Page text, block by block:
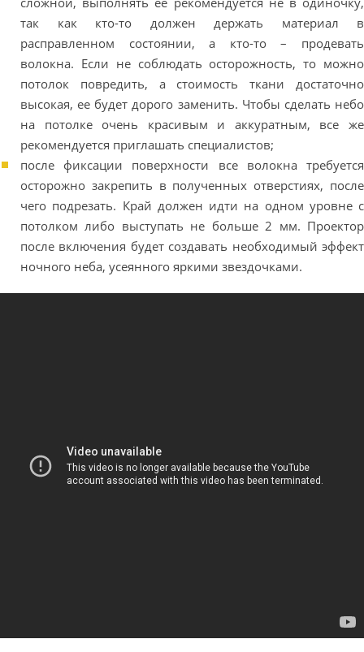
так как кто-то должен держать материал в
расправленном состоянии, а кто-то – продевать
волокна. Если не соблюдать осторожность, то можно
потолок повредить, а стоимость ткани достаточно
высокая, ее будет дорого заменить. Чтобы сделать небо
на потолке очень красивым и аккуратным, все же
рекомендуется приглашать специалистов;
после фиксации поверхности все волокна требуется
осторожно закрепить в полученных отверстиях, после
чего подрезать. Край должен идти на одном уровне с
потолком либо выступать не больше 2 мм. Проектор
после включения будет создавать необходимый эффект
ночного неба, усеянного яркими звездочками.